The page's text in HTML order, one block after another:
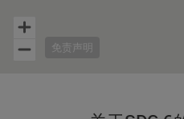
免责声明